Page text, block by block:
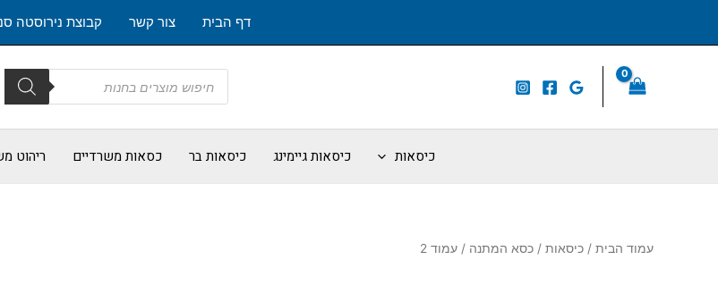
דף הבית צור קשר קבוצת נירוסטה
Products
search
כיסאות כיסאות גיימינג כיסאות בר כסאות משרדיים ריהוט
עמוד הבית / כיסאות / כסא המתנה / עמוד 2